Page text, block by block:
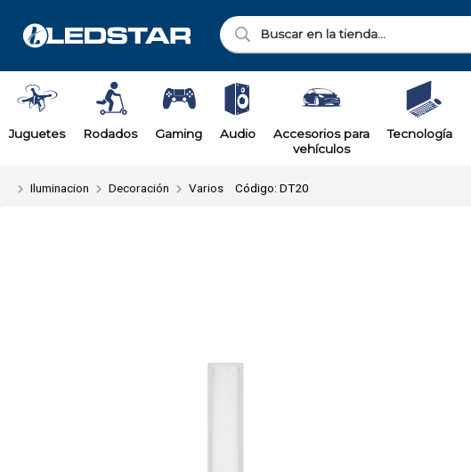
Enviar a email
Juguetes Rodados Gaming Audio
Accesorios para
vehículos
Tecnología
Iluminacion Decoración Varios Código: DT20